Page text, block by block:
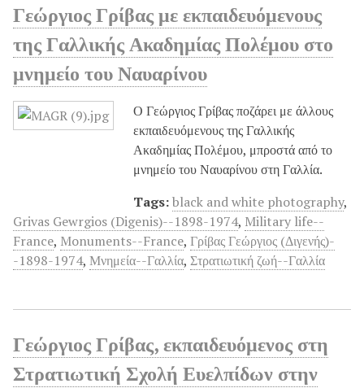
Γεώργιος Γρίβας με εκπαιδευόμενους
της Γαλλικής Ακαδημίας Πολέμου στο
μνημείο του Ναυαρίνου
Ο Γεώργιος Γρίβας ποζάρει με άλλους
εκπαιδευόμενους της Γαλλικής
Ακαδημίας Πολέμου, μπροστά από το
μνημείο του Ναυαρίνου στη Γαλλία.
Tags:black and white photography,
Grivas Gewrgios (Digenis)--1898-1974, Military life--
France, Monuments--France, Γρίβας Γεώργιος (Διγενής)-
-1898-1974, Μνημεία--Γαλλία, Στρατιωτική ζωή--Γαλλία
Γεώργιος Γρίβας, εκπαιδευόμενος στη
Στρατιωτική Σχολή Ευελπίδων στην